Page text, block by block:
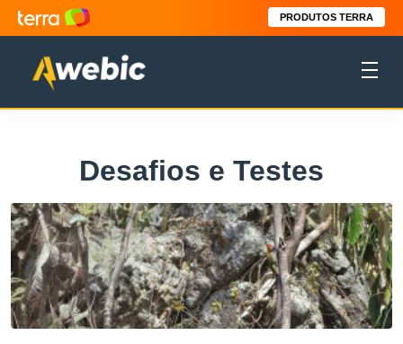
PRODUTOS TERRA
Desafios e Testes